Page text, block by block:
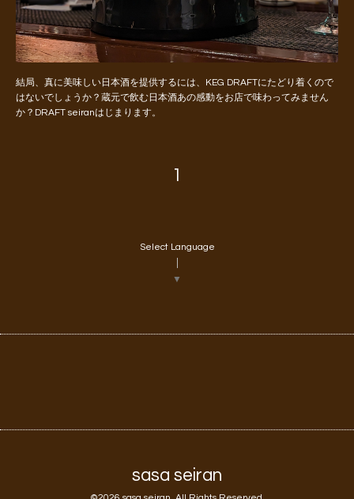
結局、真に美味しい日本酒を提供するには、KEG DRAFTにたどり着くので
はないでしょうか？蔵元で飲む日本酒あの感動をお店で味わってみません
か？DRAFT seiranはじまります。
1
Select Language
▼
sasa seiran